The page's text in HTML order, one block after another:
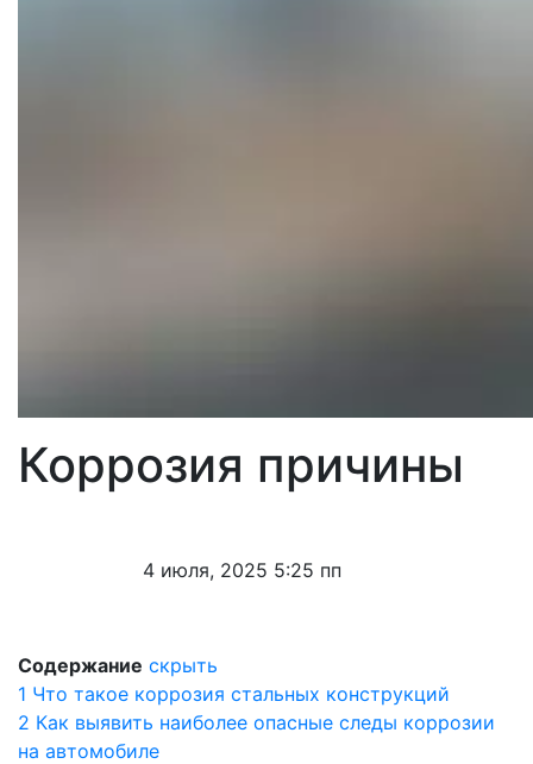
Коррозия причины
4 июля, 2025 5:25 пп
Содержание скрыть
1 Что такое коррозия стальных конструкций
2 Как выявить наиболее опасные следы коррозии
на автомобиле